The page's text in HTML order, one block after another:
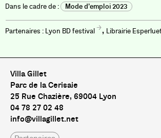
Mode d’emploi 2023
Lyon BD festival , Librairie
Villa Gillet
Parc de la Cerisaie
25 Rue Chazière, 69004 Lyon
04 78 27 02 48
info@villagillet.net